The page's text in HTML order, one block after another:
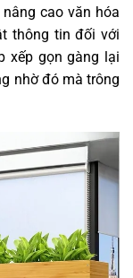
cao văn hóa
thông tin đối với
xếp gọn gàng lại
nhờ đó mà trông